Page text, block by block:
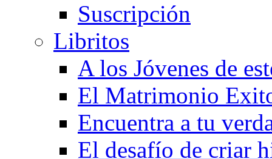
Suscripción
Libritos
A los Jóvenes de
El Matrimonio
Encuentra a tu
El desafío de criar